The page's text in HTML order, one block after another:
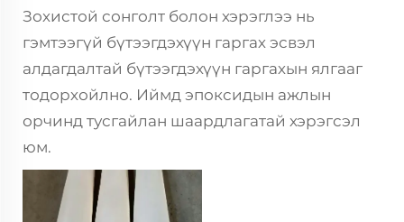
Зохистой сонголт болон хэрэглээ нь
гэмтээгүй бүтээгдэхүүн гаргах эсвэл
алдагдалтай бүтээгдэхүүн гаргахын ялгааг
тодорхойлно. Иймд эпоксидын ажлын
орчинд тусгайлан шаардлагатай хэрэгсэл
юм.